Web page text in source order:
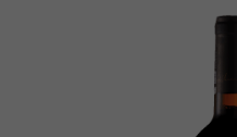
Bodega Garzon